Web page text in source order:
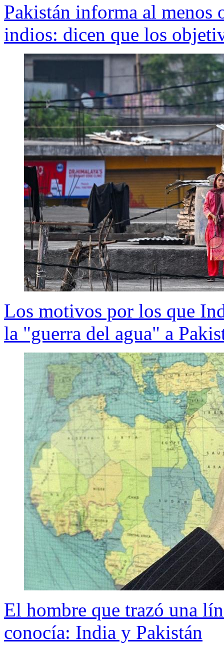
Pakistán informa al menos
indios: dicen que los
Los motivos por los que
la "guerra del agua" a
El hombre que trazó una
conocía: India y Pakistán